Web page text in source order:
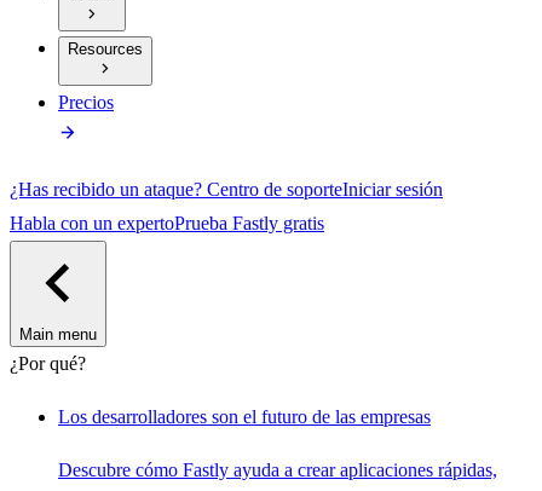
Resources
Precios
¿Has recibido un ataque? Centro de soporteIniciar sesión
Habla con un expertoPrueba Fastly gratis
Main menu
¿Por qué?
Los desarrolladores son el futuro de las empresas
Descubre cómo Fastly ayuda a crear aplicaciones rápidas,